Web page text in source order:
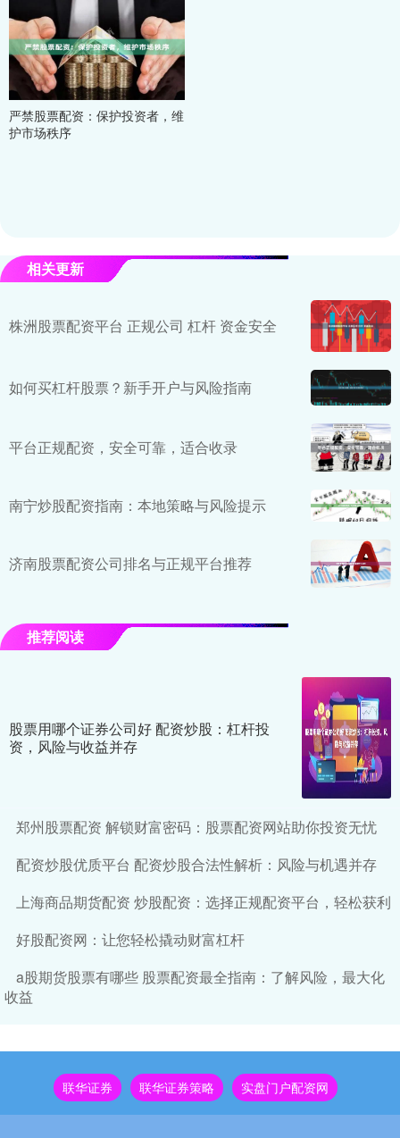
严禁股票配资：保护投资者，维
护市场秩序
相关更新
株洲股票配资平台 正规公司 杠杆 资金安全
如何买杠杆股票？新手开户与风险指南
平台正规配资，安全可靠，适合收录
南宁炒股配资指南：本地策略与风险提示
济南股票配资公司排名与正规平台推荐
推荐阅读
股票用哪个证券公司好 配资炒股：杠杆投
资，风险与收益并存
郑州股票配资 解锁财富密码：股票配资网站助你投资无忧
配资炒股优质平台 配资炒股合法性解析：风险与机遇并存
上海商品期货配资 炒股配资：选择正规配资平台，轻松获利
好股配资网：让您轻松撬动财富杠杆
a股期货股票有哪些 股票配资最全指南：了解风险，最大化
收益
联华证券 联华证券策略 实盘门户配资网